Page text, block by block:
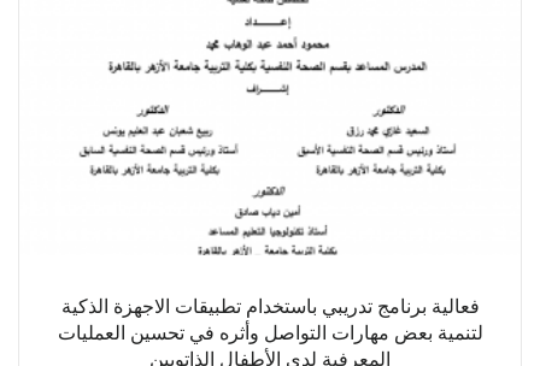
فعالية برنامج تدريبي باستخدام تطبيقات الاجهزة الذكية
لتنمية بعض مهارات التواصل وأثره في تحسين العمليات
المعرفية لدى الأطفال الذاتويين